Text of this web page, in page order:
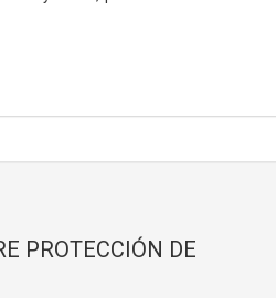
PROTECCIÓN DE